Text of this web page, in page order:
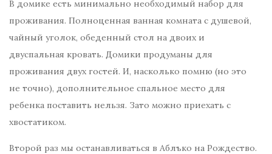
В домике есть минимально необходимый набор для
проживания. Полноценная ванная комната с душевой,
чайный уголок, обеденный стол на двоих и
двуспальная кровать. Домики продуманы для
проживания двух гостей. И, насколько помню (но это
не точно), дополнительное спальное место для
ребенка поставить нельзя. Зато можно приехать с
хвостатиком.
Второй раз мы останавливаться в Аблъко на Рождество.